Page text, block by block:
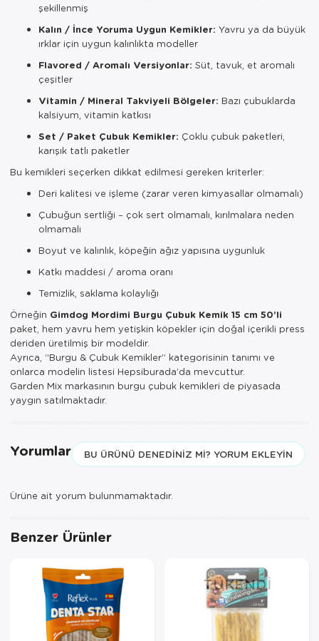
şekillenmiş
Kalın / İnce Yoruma Uygun Kemikler: Yavru ya da büyük
ırklar için uygun kalınlıkta modeller
Flavored / Aromalı Versiyonlar: Süt, tavuk, et aromalı
çeşitler
Vitamin / Mineral Takviyeli Bölgeler: Bazı çubuklarda
kalsiyum, vitamin katkısı
Set / Paket Çubuk Kemikler: Çoklu çubuk paketleri,
karışık tatlı paketler
Bu kemikleri seçerken dikkat edilmesi gereken kriterler:
Deri kalitesi ve işleme (zarar veren kimyasallar olmamalı)
Çubuğun sertliği – çok sert olmamalı, kırılmalara neden
olmamalı
Boyut ve kalınlık, köpeğin ağız yapısına uygunluk
Katkı maddesi / aroma oranı
Temizlik, saklama kolaylığı
Örneğin Gimdog Mordimi Burgu Çubuk Kemik 15 cm 50’li
paket, hem yavru hem yetişkin köpekler için doğal içerikli press
deriden üretilmiş bir modeldir.
Ayrıca, “Burgu & Çubuk Kemikler” kategorisinin tanımı ve
onlarca modelin listesi Hepsiburada’da mevcuttur.
Garden Mix markasının burgu çubuk kemikleri de piyasada
yaygın satılmaktadır.
Yorumlar BU ÜRÜNÜ DENEDINIZ MI? YORUM EKLEYIN
Ürüne ait yorum bulunmamaktadır.
Benzer Ürünler
TÜKENDI